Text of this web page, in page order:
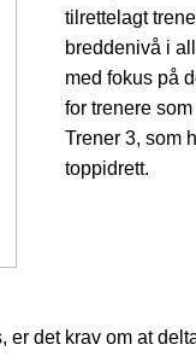
tilrettelagt
breddenivå i
med fokus på
for trenere
Trener 3, som
toppidrett.
er det krav om at